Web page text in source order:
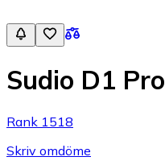
Sudio D1 Pro
Rank 1518
Skriv omdöme